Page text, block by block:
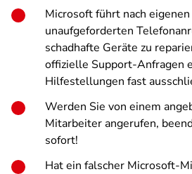
Microsoft führt nach
unaufgeforderten
schadhafte Geräte zu
offizielle Support-Anfragen
Hilfestellungen fast
Werden Sie von einem
Mitarbeiter angerufen,
sofort!
Hat ein falscher Microsoft-